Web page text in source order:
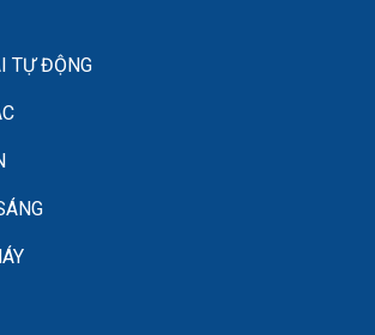
TỰ ĐỘNG